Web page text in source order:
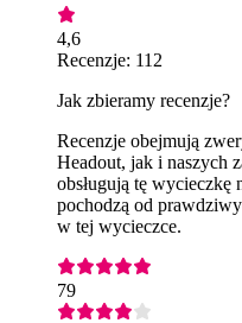
4,6
Recenzje: 112
Jak zbieramy recenzje?
Recenzje obejmują
Headout, jak i naszych
obsługują tę wycieczkę
pochodzą od
w tej wycieczce.
79